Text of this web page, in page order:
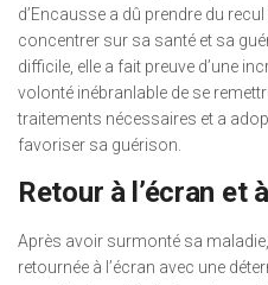
d’Encausse a dû prendre du
concentrer sur sa santé et sa
difficile, elle a fait preuve d’une
volonté inébranlable de se
traitements nécessaires et a
favoriser sa guérison.
Retour à l’écran et
Après avoir surmonté sa
retournée à l’écran avec une